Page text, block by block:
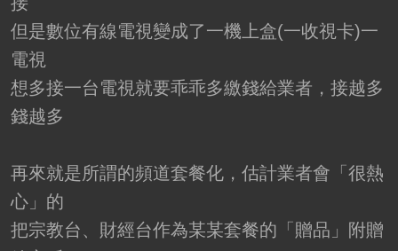
但是數位有線電視變成了一機上盒(一收視卡)一
電視
想多接一台電視就要乖乖多繳錢給業者，接越多
錢越多
再來就是所謂的頻道套餐化，估計業者會「很熱
心」的
把宗教台、財經台作為某某套餐的「贈品」附贈